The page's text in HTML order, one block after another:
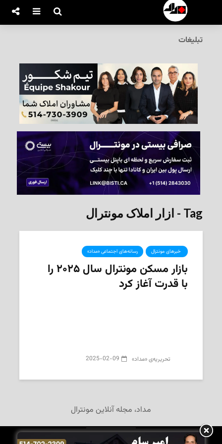
تبلیغات
Tag - ازار املاک مونترال
‌ خبرهای مونترال رسانه‌های اجتماعی «مداد»
بازار مسکن مونترال سال ۲۰۲۵ را
با قدرت آغاز کرد
تحریریه‌ی «مداد» 2025-02-09
مداد، مجله آنلاین مونترال